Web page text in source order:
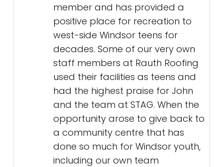
member and has provided a
positive place for recreation to
west-side Windsor teens for
decades. Some of our very own
staff members at Rauth Roofing
used their facilities as teens and
had the highest praise for John
and the team at STAG. When the
opportunity arose to give back to
a community centre that has
done so much for Windsor youth,
including our own team